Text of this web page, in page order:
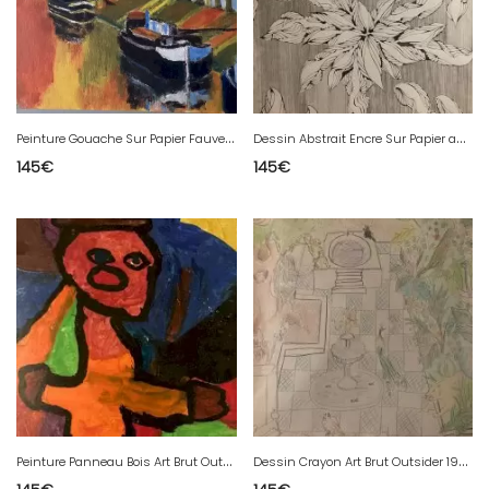
P
einture Gouache Sur Papier Fauve Fauvisme 1997 Canal Du Midi Péniche
145€
D
essin Abstrait Encre Sur Papier abstraction 1980 À Identifier Fleur
145€
P
einture Panneau Bois Art Brut Outsider Portrait 1980 A Identifier
D
essin Crayon Art Brut Outsider 1960 Naïf Ferme Animaux Aquarium